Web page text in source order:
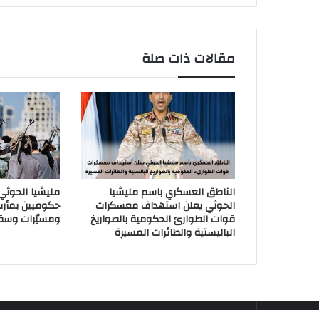
مقالات ذات صلة
الناطق العسكري باسم مليشيا
الحوثي يعلن استهداف معسكرات
قوات الطوارئ الحكومية بالصواريخ
الباليستية والطائرات المسيرة
مليشيا
حكوميين
ومسيّرات